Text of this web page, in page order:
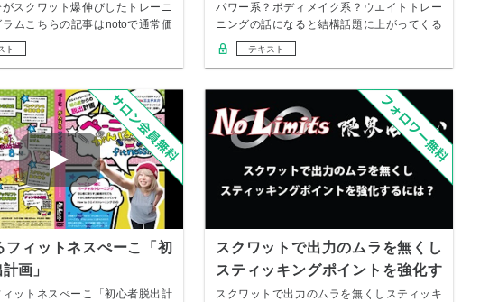
スクワット爆伸びしたトレーニ
ラムこちらの記事はnotoで通常価
ト
パワー系？ボディメイク系？ウエイトトレー
ニングの話になると結構話題に上がってくる
のが、パワ…
テキスト
フィットネスぺーこ「初
画」
ットネスぺーこ「初心者脱出計
スクワットで出力のムラを無くし
スティッキングポイントを強化す
るには？
スクワットで出力のムラを無くしスティッキ